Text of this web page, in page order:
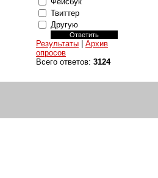
Твиттер
Другую
Результаты
Архив
опросов
Всего ответов: 3124